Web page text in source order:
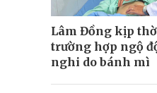
Lâm Đồng kịp
trường hợp ngộ
nghi do bánh mì